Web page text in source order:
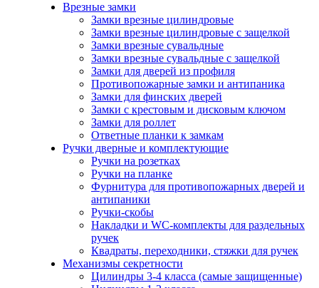
Врезные замки
Замки врезные цилиндровые
Замки врезные цилиндровые с защелкой
Замки врезные сувальдные
Замки врезные сувальдные с защелкой
Замки для дверей из профиля
Противопожарные замки и антипаника
Замки для финских дверей
Замки с крестовым и дисковым ключом
Замки для роллет
Ответные планки к замкам
Ручки дверные и комплектующие
Ручки на розетках
Ручки на планке
Фурнитура для противопожарных дверей и
антипаники
Ручки-скобы
Накладки и WC-комплекты для раздельных
ручек
Квадраты, переходники, стяжки для ручек
Механизмы секретности
Цилиндры 3-4 класса (самые защищенные)